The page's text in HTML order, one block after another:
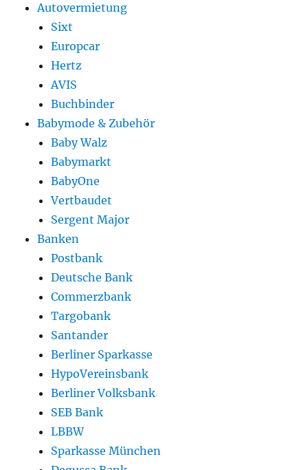
Autovermietung
Sixt
Europcar
Hertz
AVIS
Buchbinder
Babymode & Zubehör
Baby Walz
Babymarkt
BabyOne
Vertbaudet
Sergent Major
Banken
Postbank
Deutsche Bank
Commerzbank
Targobank
Santander
Berliner Sparkasse
HypoVereinsbank
Berliner Volksbank
SEB Bank
LBBW
Sparkasse München